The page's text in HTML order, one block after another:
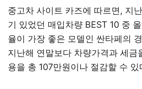
중고차 사이트 카즈에 따르면, 지
기 있었던 매입차량 BEST 10 중
율이 가장 좋은 모델인 싼타페의
지난해 연말보다 차량가격과 세금
용을 총 107만원이나 절감할 수 있